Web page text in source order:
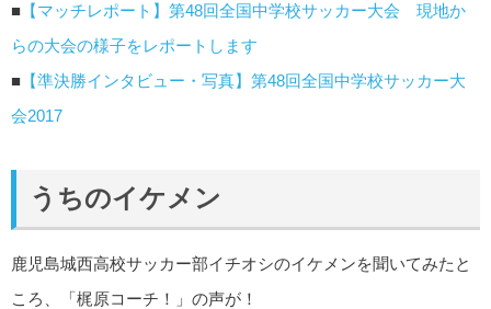
■ 【マッチレポート】第48回全国中学校サッカー大会 現地か
らの大会の様子をレポートします
■ 【準決勝インタビュー・写真】第48回全国中学校サッカー大
会2017
うちのイケメン
鹿児島城西高校サッカー部イチオシのイケメンを聞いてみたと
ころ、「梶原コーチ！」の声が！